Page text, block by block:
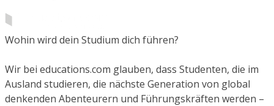
Wohin wird dein Studium dich führen?
Wir bei educations.com glauben, dass Studenten, die im
Ausland studieren, die nächste Generation von global
denkenden Abenteurern und Führungskräften werden –